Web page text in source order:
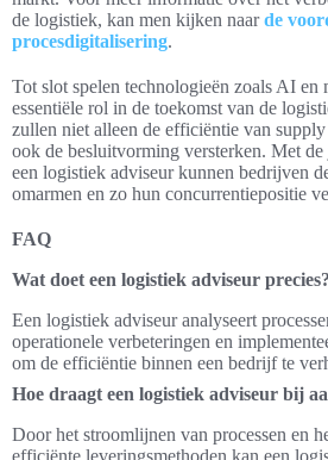
de logistiek, kan men kijken naarde
procesdigitalisering.
Tot slot spelen technologieën zoals AI en
essentiële rol in de toekomst van de
zullen niet alleen de efficiëntie van
ook de besluitvorming versterken. Met
een logistiek adviseur kunnen bedrijven
omarmen en zo hun concurrentiepositie
FAQ
Wat doet een logistiek adviseur precies?
Een logistiek adviseur analyseert
operationele verbeteringen en
om de efficiëntie binnen een bedrijf te
Hoe draagt een logistiek adviseur bij
Door het stroomlijnen van processen en